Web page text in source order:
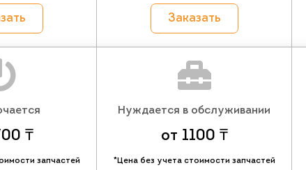
Заказать
₸
запчастей
Нуждается в обслуживании
от 1100 ₸
*Цена без учета стоимости запчастей